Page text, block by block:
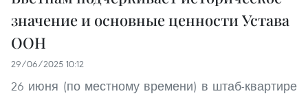
значение и основные ценности Устава
ООН
29/06/2025 10:12
26 июня (по местному времени) в штаб-квартире